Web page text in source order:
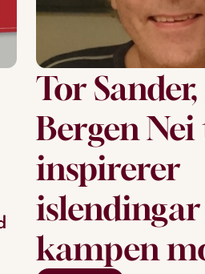
Tor
Bergen
inspirerer
kampen